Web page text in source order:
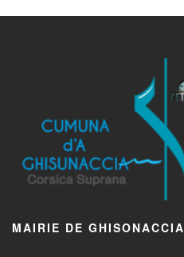
MAIRIE DE GHISONACCIA